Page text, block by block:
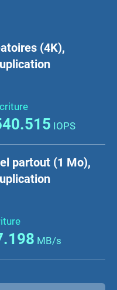
(4K),
IOPS
partout (1 Mo),
MB/s